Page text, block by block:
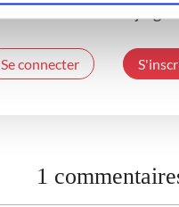
Se connecter
1